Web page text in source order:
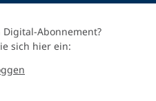
Abonnement?
sich hier ein: